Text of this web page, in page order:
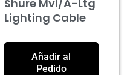
Shure Mvi/A-Ltg
Lighting Cable
Añadir al
Pedido